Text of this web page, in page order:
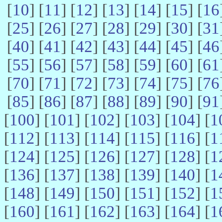
[10] [11] [12] [13] [14] [15] [16
[25] [26] [27] [28] [29] [30] [31
[40] [41] [42] [43] [44] [45] [46
[55] [56] [57] [58] [59] [60] [61
[70] [71] [72] [73] [74] [75] [76
[85] [86] [87] [88] [89] [90] [91
[100] [101] [102] [103] [104] [
[112] [113] [114] [115] [116] [
[124] [125] [126] [127] [128] [
[136] [137] [138] [139] [140] [
[148] [149] [150] [151] [152] [
[160] [161] [162] [163] [164] [